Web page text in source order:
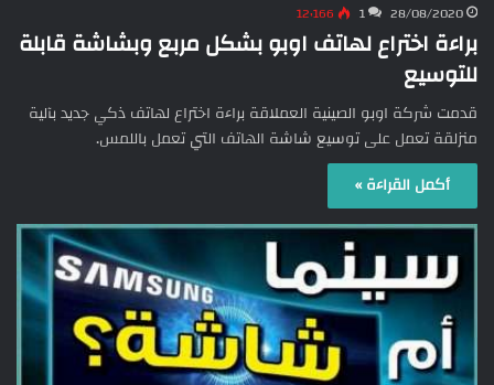
28/08/2020
1 12٬166
براءة اختراع لهاتف اوبو بشكل مربع وبشاشة قابلة
للتوسيع
قدمت شركة اوبو الصينية العملاقة براءة اختراع لهاتف ذكي جديد بآلية
منزلقة تعمل على توسيع شاشة الهاتف التي تعمل باللمس.
أكمل القراءة »